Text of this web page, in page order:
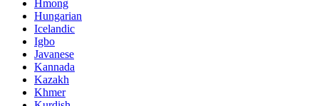
Hmong
Hungarian
Icelandic
Igbo
Javanese
Kannada
Kazakh
Khmer